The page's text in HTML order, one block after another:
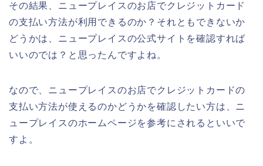
その結果、ニュープレイスのお店でクレジットカード
の支払い方法が利用できるのか？それともできないか
どうかは、ニュープレイスの公式サイトを確認すれば
いいのでは？と思ったんですよね。
なので、ニュープレイスのお店でクレジットカードの
支払い方法が使えるのかどうかを確認したい方は、ニ
ュープレイスのホームページを参考にされるといいで
すよ。